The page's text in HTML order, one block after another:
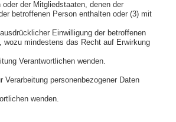
der Mitgliedstaaten, denen der
betroffenen Person enthalten oder (3) mit
Einwilligung der betroffenen
wozu mindestens das Recht auf Erwirkung
Verantwortlichen wenden.
personenbezogener Daten
wenden.